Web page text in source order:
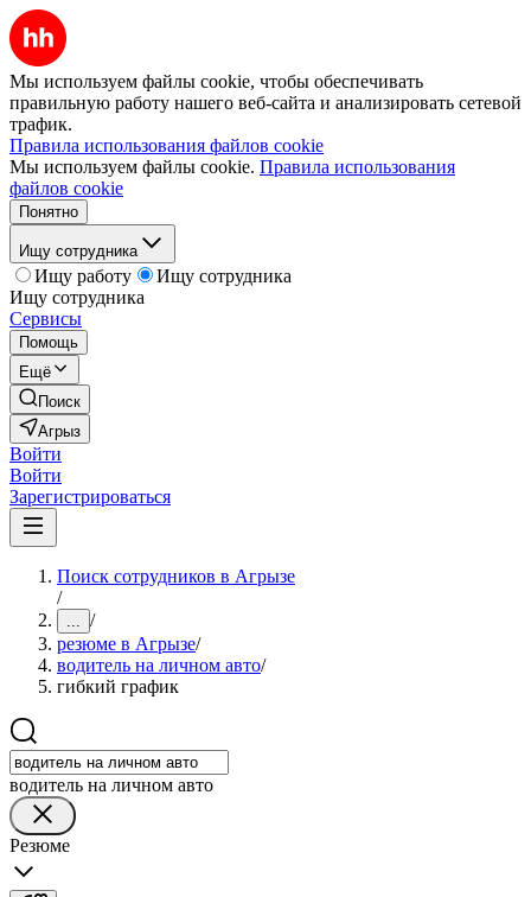
Мы используем файлы cookie, чтобы обеспечивать
правильную работу нашего веб-сайта и анализировать сетевой
трафик.
Правила использования файлов cookie
Мы используем файлы cookie. Правила использования
файлов cookie
Понятно
Ищу сотрудника
Ищу работу
Ищу сотрудника
Ищу сотрудника
Сервисы
Помощь
Ещё
Поиск
Агрыз
Войти
Войти
Зарегистрироваться
Поиск сотрудников в Агрызе
/
... /
резюме в Агрызе/
водитель на личном авто/
гибкий график
водитель на личном авто
Резюме